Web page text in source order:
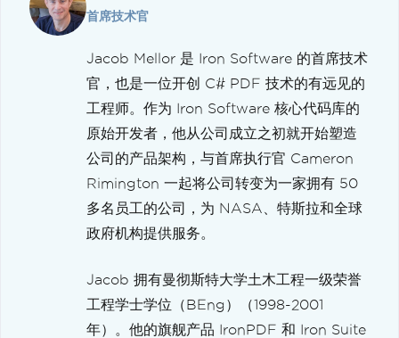
首席技术官
Jacob Mellor 是 Iron Software 的首席技术
官，也是一位开创 C# PDF 技术的有远见的
工程师。作为 Iron Software 核心代码库的
原始开发者，他从公司成立之初就开始塑造
公司的产品架构，与首席执行官 Cameron
Rimington 一起将公司转变为一家拥有 50
多名员工的公司，为 NASA、特斯拉和全球
政府机构提供服务。
Jacob 拥有曼彻斯特大学土木工程一级荣誉
工程学士学位（BEng）（1998-2001
年）。他的旗舰产品 IronPDF 和 Iron Suite